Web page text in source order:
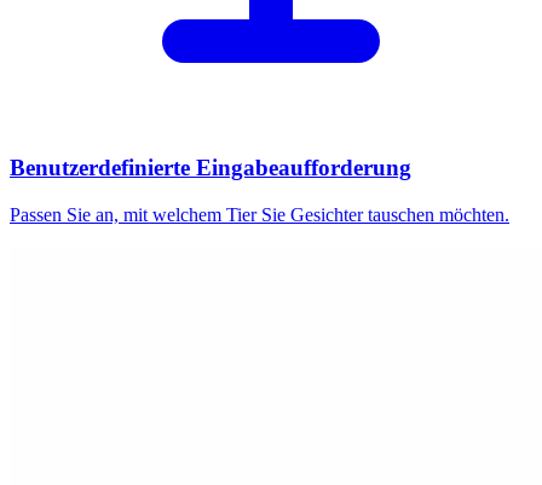
Benutzerdefinierte Eingabeaufforderung
Passen Sie an, mit welchem Tier Sie Gesichter tauschen möchten.